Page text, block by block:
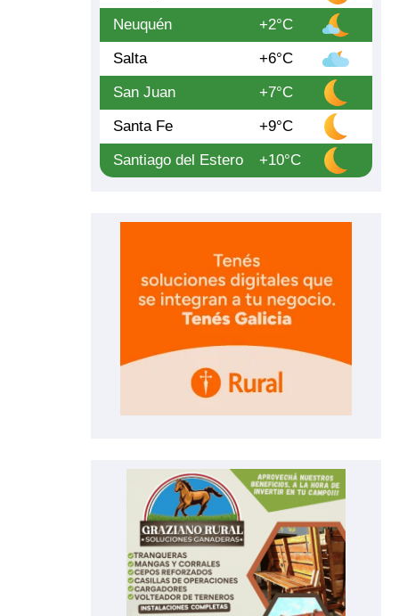
Neuquén
+2°C
Salta
+6°C
San Juan
+7°C
Santa Fe
+9°C
Santiago del Estero
+10°C